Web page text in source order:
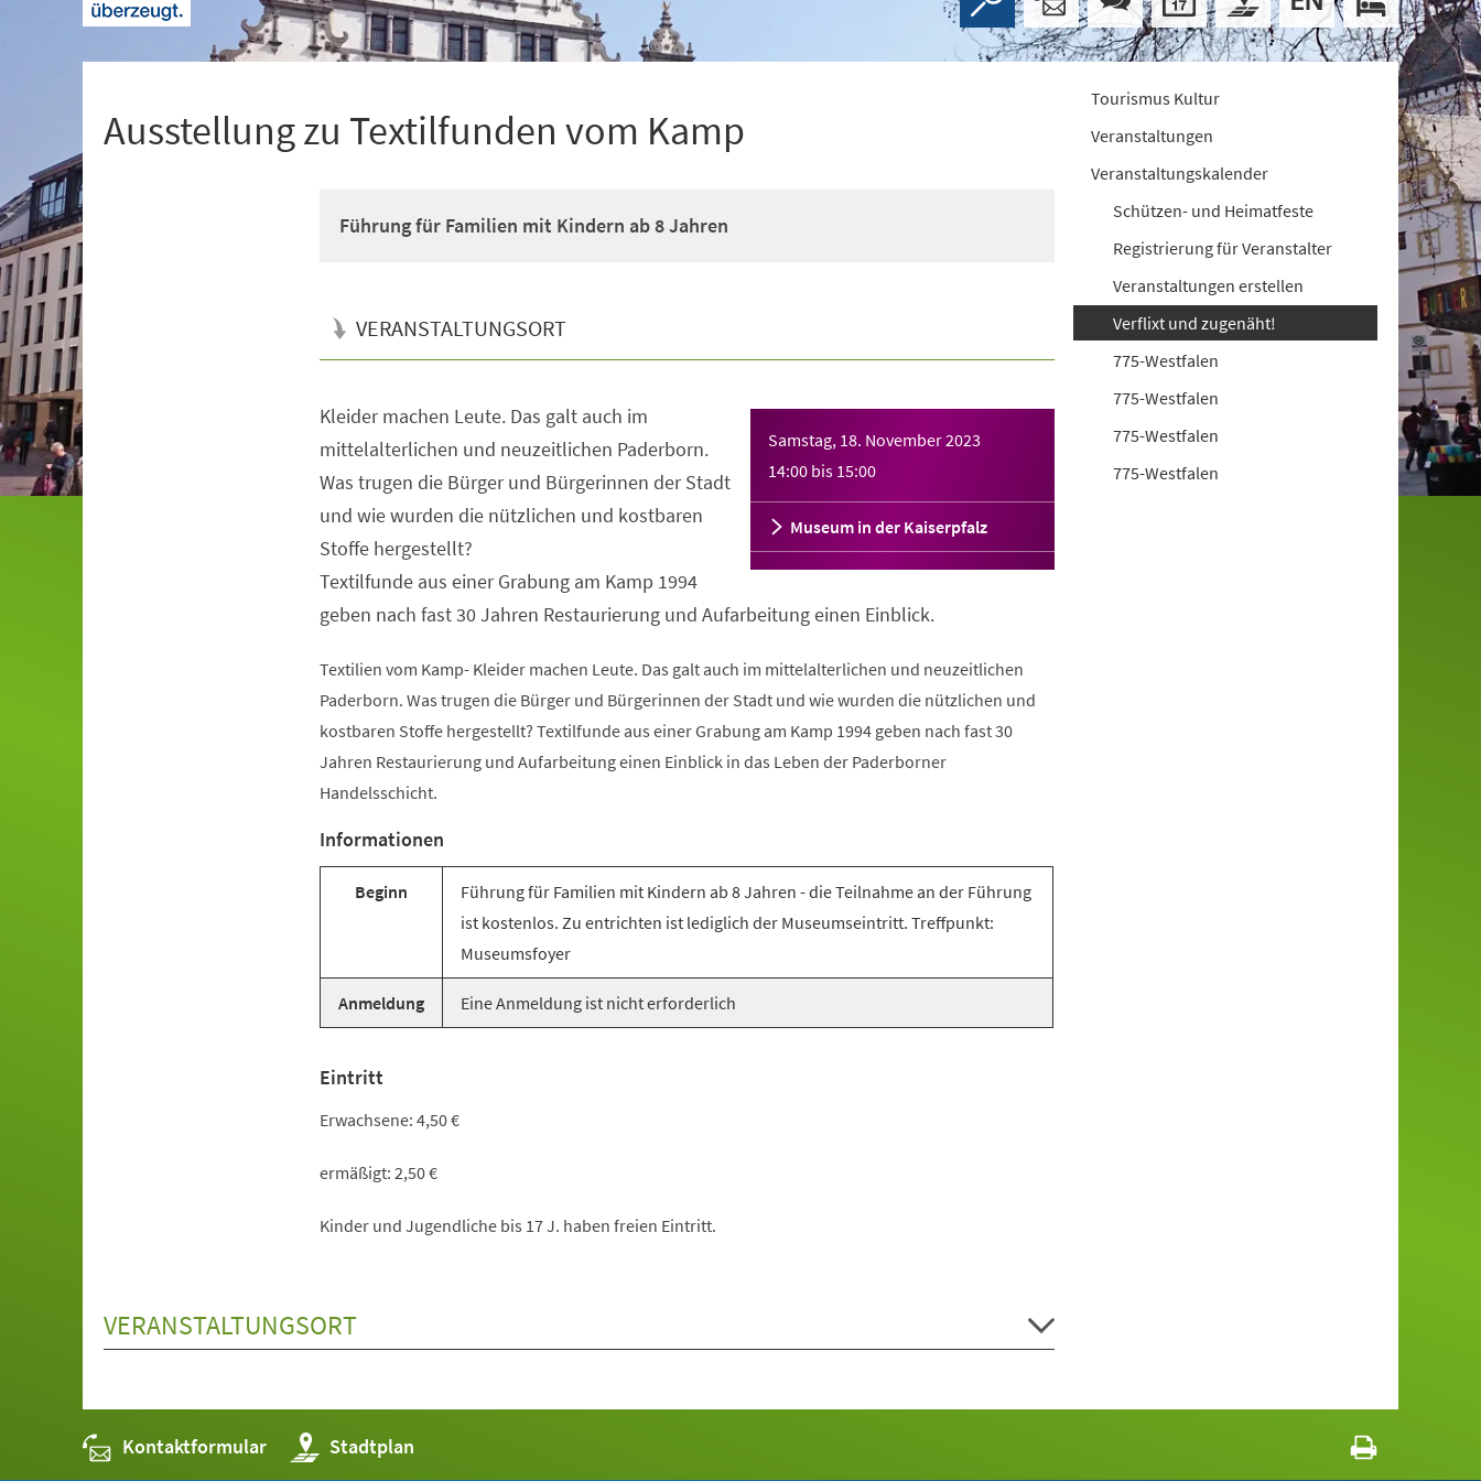
Ausstellung zu Textilfunden vom Kamp
Führung für Familien mit Kindern ab 8 Jahren
VERANSTALTUNGSORT
Samstag, 18. November 2023
14:00 bis 15:00
Museum in der Kaiserpfalz
Kleider machen Leute. Das galt auch im
mittelalterlichen und neuzeitlichen Paderborn.
Was trugen die Bürger und Bürgerinnen der Stadt
und wie wurden die nützlichen und kostbaren
Stoffe hergestellt?
Textilfunde aus einer Grabung am Kamp 1994
geben nach fast 30 Jahren Restaurierung und Aufarbeitung einen Einblick.
Textilien vom Kamp- Kleider machen Leute. Das galt auch im mittelalterlichen und neuzeitlichen
Paderborn. Was trugen die Bürger und Bürgerinnen der Stadt und wie wurden die nützlichen und
kostbaren Stoffe hergestellt? Textilfunde aus einer Grabung am Kamp 1994 geben nach fast 30
Jahren Restaurierung und Aufarbeitung einen Einblick in das Leben der Paderborner
Handelsschicht.
Informationen
Beginn
Führung für Familien mit Kindern ab 8 Jahren - die Teilnahme an der Führung
ist kostenlos. Zu entrichten ist lediglich der Museumseintritt. Treffpunkt:
Museumsfoyer
Anmeldung Eine Anmeldung ist nicht erforderlich
Eintritt
Erwachsene: 4,50 €
ermäßigt: 2,50 €
Kinder und Jugendliche bis 17 J. haben freien Eintritt.
VERANSTALTUNGSORT
Tourismus Kultur
Veranstaltungen
Veranstaltungskalender
Schützen- und Heimatfeste
Registrierung für Veranstalter
Veranstaltungen erstellen
Verflixt und zugenäht!
775-Westfalen
775-Westfalen
775-Westfalen
775-Westfalen
Kontaktformular Stadtplan
(Öffnet
in